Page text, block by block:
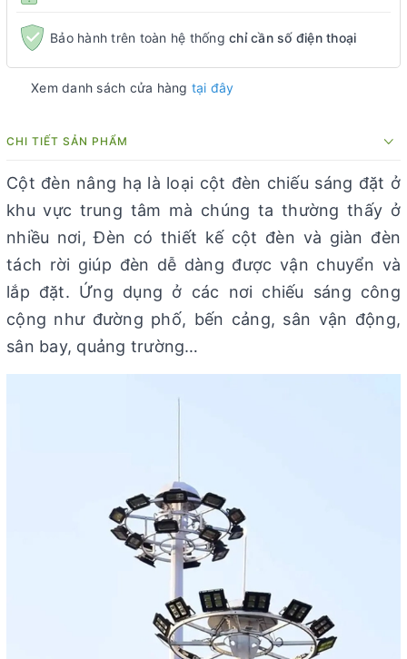
Bảo hành trên toàn hệ thống chỉ cần số điện thoại
Xem danh sách cửa hàng tại đây
CHI TIẾT SẢN PHẨM
Cột đèn nâng hạ là loại cột đèn chiếu sáng đặt ở
khu vực trung tâm mà chúng ta thường thấy ở
nhiều nơi, Đèn có thiết kế cột đèn và giàn đèn
tách rời giúp đèn dễ dàng được vận chuyển và
lắp đặt. Ứng dụng ở các nơi chiếu sáng công
cộng như đường phố, bến cảng, sân vận động,
sân bay, quảng trường…